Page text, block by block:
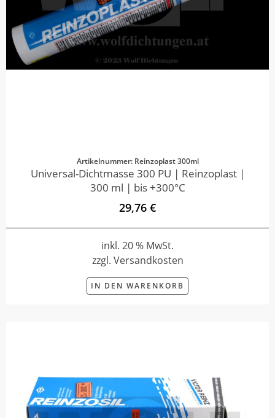
Artikelnummer: Reinzoplast 300ml
Universal-Dichtmasse 300 PU | Reinzoplast |
300 ml | bis +300°C
29,76 €
inkl. 20 % MwSt.
zzgl. Versandkosten
IN DEN WARENKORB